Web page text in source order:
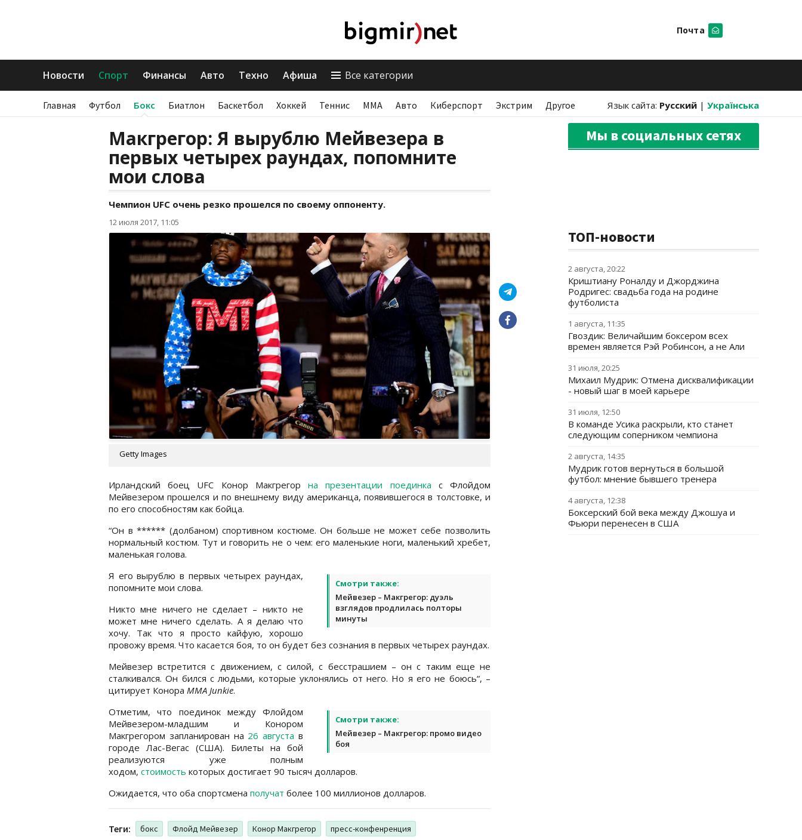
Почта
Новости Спорт Финансы Авто Техно Афиша Все категории
Главная Футбол Бокс Биатлон Баскетбол Хоккей Теннис ММА Авто Киберспорт Экстрим Другое Язык сайта: Русский | Українська
Макгрегор: Я вырублю Мейвезера в
первых четырех раундах, попомните
мои слова
Чемпион UFC очень резко прошелся по своему оппоненту.
12 июля 2017, 11:05
Getty Images
Ирландский боец UFC Конор Макгрегорна презентации поединка с Флойдом
Мейвезером прошелся и по внешнему виду американца, появившегося в толстовке, и
по его способностям как бойца.
“Он в ****** (долбаном) спортивном костюме. Он больше не может себе позволить
нормальный костюм. Тут и говорить не о чем: его маленькие ноги, маленький хребет,
маленькая голова.
Смотри также:
Мейвезер – Макгрегор: дуэль
взглядов продлилась полторы
минуты
Я его вырублю в первых четырех раундах,
попомните мои слова.
Никто мне ничего не сделает – никто не
может мне ничего сделать. А я делаю что
хочу. Так что я просто кайфую, хорошо
провожу время. Что касается боя, то он будет без сознания в первых четырех раундах.
Мейвезер встретится с движением, с силой, с бесстрашием – он с таким еще не
сталкивался. Он бился с людьми, которые уклонялись от него. Но я его не боюсь“, –
цитирует Конора MMA Junkie.
Смотри также:
Мейвезер – Макгрегор: промо видео
боя
Отметим, что поединок между Флойдом
Мейвезером-младшим и Конором
Макгрегором запланирован на 26 августа в
городе Лас-Вегас (США). Билеты на бой
реализуются уже полным
ходом, стоимость которых достигает 90 тысяч долларов.
Ожидается, что оба спортсмена получат более 100 миллионов долларов.
Теги: бокс Флойд Мейвезер Конор Макгрегор пресс-конфенренция
Мы в социальных сетях
ТОП-новости
2 августа, 20:22
Криштиану Роналду и Джорджина
Родригес: свадьба года на родине
футболиста
1 августа, 11:35
Гвоздик: Величайшим боксером всех
времен является Рэй Робинсон, а не Али
31 июля, 20:25
Михаил Мудрик: Отмена дисквалификации
- новый шаг в моей карьере
31 июля, 12:50
В команде Усика раскрыли, кто станет
следующим соперником чемпиона
2 августа, 14:35
Мудрик готов вернуться в большой
футбол: мнение бывшего тренера
4 августа, 12:38
Боксерский бой века между Джошуа и
Фьюри перенесен в США